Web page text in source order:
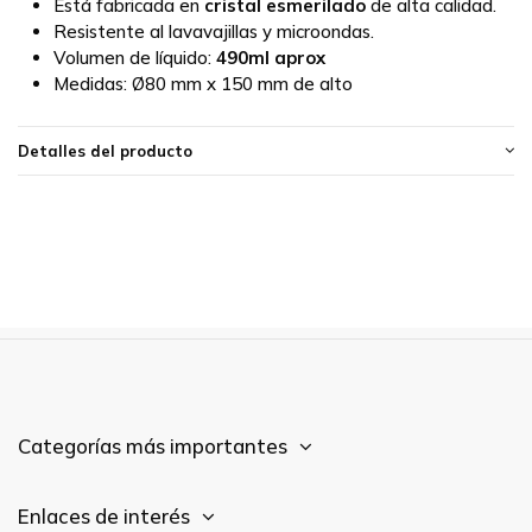
Está fabricada en cristal esmerilado de alta calidad.
Resistente al lavavajillas y microondas.
Volumen de líquido: 490ml aprox
Medidas: Ø80 mm x 150 mm de alto
Detalles del producto
Categorías más importantes
Enlaces de interés